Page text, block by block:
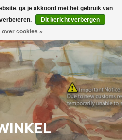
Inloggen 0
ga je akkoord met het gebruik van
Dit bericht verbergen
over cookies »